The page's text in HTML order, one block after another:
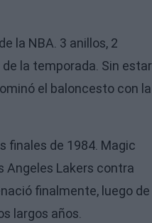
la NBA. 3 anillos, 2
de la temporada. Sin estar
el baloncesto con la
finales de 1984. Magic
Angeles Lakers contra
finalmente, luego de
largos años.